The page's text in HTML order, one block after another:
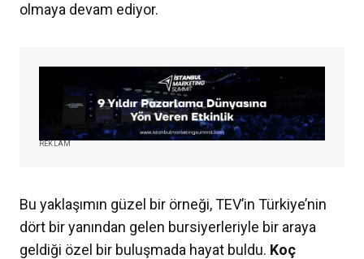
olmaya devam ediyor.
REKLAM
Bu yaklaşımın güzel bir örneği, TEV’in Türkiye’nin
dört bir yanından gelen bursiyerleriyle bir araya
geldiği özel bir buluşmada hayat buldu. Koç